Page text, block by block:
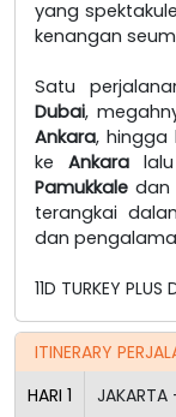
yang
kenangan
Satu
Dubai,
Ankara,
ke Ankara
Pamukkale dan
terangkai
dan
11D TURKEY
ITINERARY
HARI 1 JAKARTA